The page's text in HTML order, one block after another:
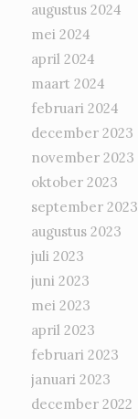
augustus 2024
mei 2024
april 2024
maart 2024
februari 2024
december 2023
november 2023
oktober 2023
september 2023
augustus 2023
juli 2023
juni 2023
mei 2023
april 2023
februari 2023
januari 2023
december 2022